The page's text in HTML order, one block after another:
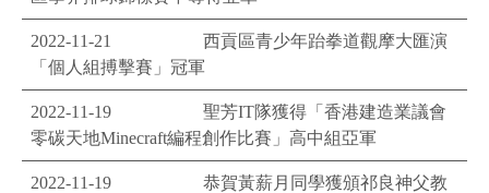
2022-11-21
西貢區青少年跆拳道觀摩大匯演
「個人組搏擊賽」冠軍
2022-11-19
聖芳IT隊獲得「香港建造業議會
零碳天地Minecraft編程創作比賽」高中組亞軍
2022-11-19
恭賀黃薪月同學獲頒祁良神父教